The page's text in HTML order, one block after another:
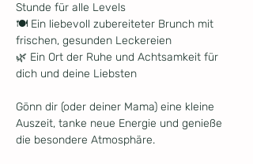
Stunde für alle Levels
🍽️ Ein liebevoll zubereiteter Brunch mit
frischen, gesunden Leckereien
🌿 Ein Ort der Ruhe und Achtsamkeit für
dich und deine Liebsten
Gönn dir (oder deiner Mama) eine kleine
Auszeit, tanke neue Energie und genieße
die besondere Atmosphäre.